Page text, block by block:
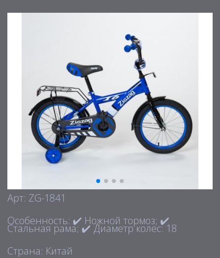
Арт: ZG-1841
Особенность: ✔️ Ножной тормоз; ✔️
Стальная рама; ✔️ Диаметр колес: 18
Страна: Китай